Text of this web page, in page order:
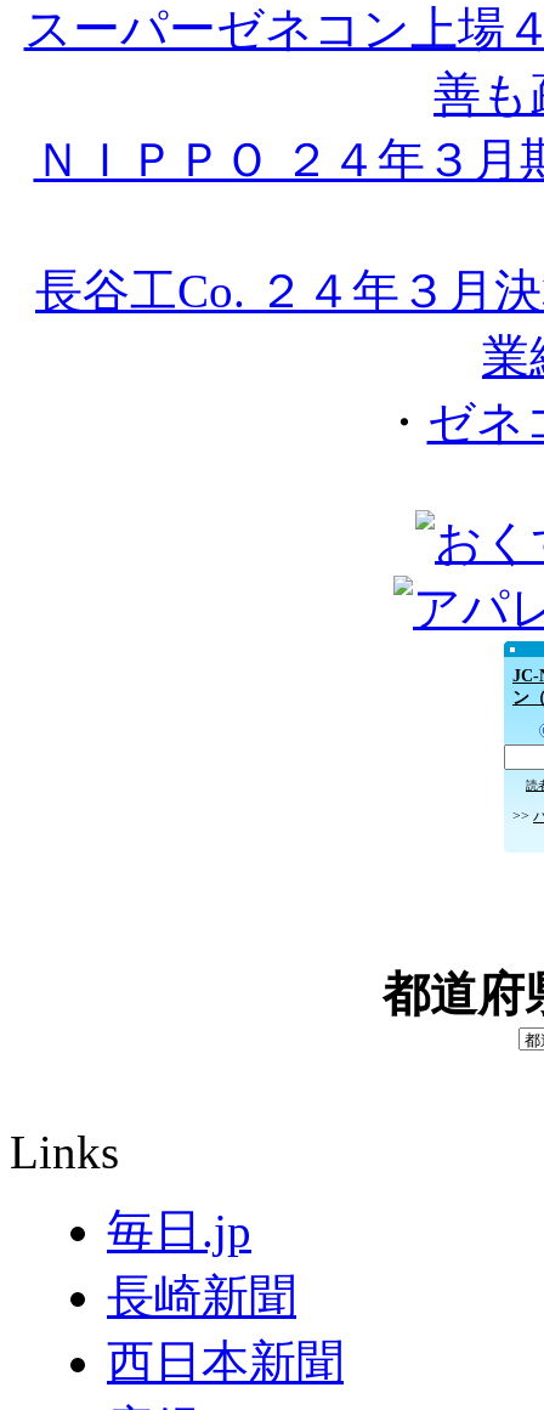
スーパーゼネコン上場
善
ＮＩＰＰＯ ２４年３
長谷工Co. ２４年３
業
・ ゼネ
JC-
ン
読
>>
都道府
Links
毎日.jp
長崎新聞
西日本新聞